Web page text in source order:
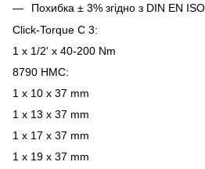
Похибка ± 3% згідно з DIN EN
Click-Torque C 3:
1 x 1/2' x 40-200 Nm
8790 HMC:
1 x 10 x 37 mm
1 x 13 x 37 mm
1 x 17 x 37 mm
1 x 19 x 37 mm